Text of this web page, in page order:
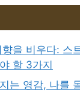
을 비우다: 스
할 3가지
는 영감, 나를